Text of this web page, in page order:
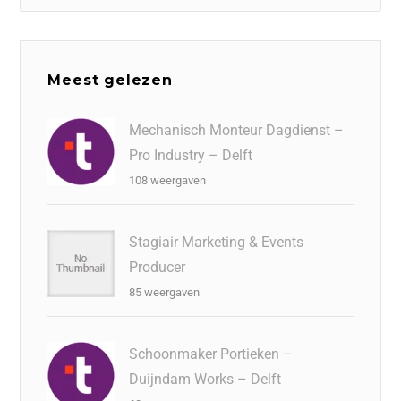
Meest gelezen
Mechanisch Monteur Dagdienst –
Pro Industry – Delft
108 weergaven
Stagiair Marketing & Events
Producer
85 weergaven
Schoonmaker Portieken –
Duijndam Works – Delft